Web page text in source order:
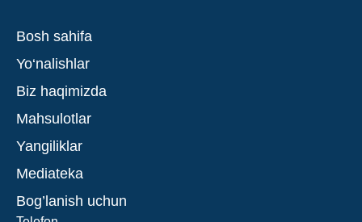
Bosh sahifa
Yo‘nalishlar
Biz haqimizda
Mahsulotlar
Yangiliklar
Mediateka
Bog’lanish uchun